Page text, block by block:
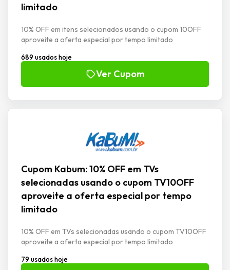
limitado
10% OFF em itens selecionados usando o cupom 10OFF
aproveite a oferta especial por tempo limitado
689 usados hoje
Ver Cupom
Cupom Kabum: 10% OFF em TVs
selecionadas usando o cupom TV10OFF
aproveite a oferta especial por tempo
limitado
10% OFF em TVs selecionadas usando o cupom TV10OFF
aproveite a oferta especial por tempo limitado
79 usados hoje